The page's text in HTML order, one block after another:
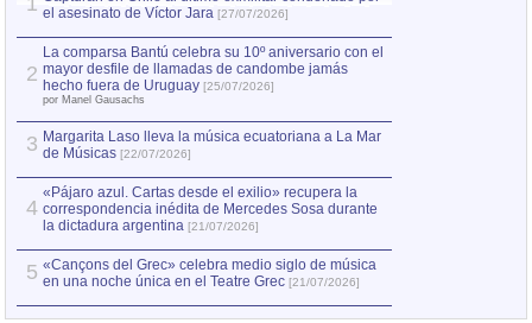
el asesinato de Víctor Jara [27/07/2026]
2
La comparsa Bantú celebra su 10º aniversario con el
mayor desfile de llamadas de candombe jamás
hecho fuera de Uruguay [25/07/2026]
por Manel Gausachs
3 Margarita Laso lleva la música ecuatoriana a La Mar
de Músicas [22/07/2026]
4
«Pájaro azul. Cartas desde el exilio» recupera la
correspondencia inédita de Mercedes Sosa durante
la dictadura argentina [21/07/2026]
5 «Cançons del Grec» celebra medio siglo de música
en una noche única en el Teatre Grec [21/07/2026]